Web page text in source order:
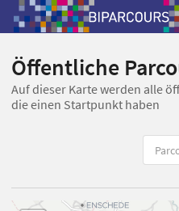
Öffentliche
Auf dieser Karte werden alle
die einen Startpunkt haben